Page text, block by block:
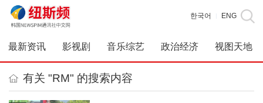
한국어 ENG
最新资讯 影视剧 音乐综艺 政治经济 视图天地
有关 "RM" 的搜索内容